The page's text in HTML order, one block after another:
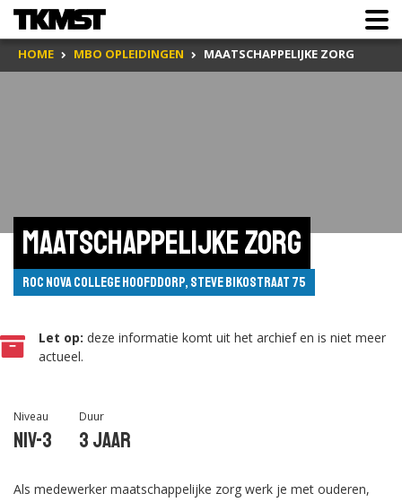
HOME MBO OPLEIDINGEN MAATSCHAPPELIJKE ZORG
Maatschappelijke Zorg
ROC Nova College Hoofddorp, Steve Bikostraat 75
Let op: deze informatie komt uit het archief en is niet meer
actueel.
Niveau
Niv-3
Duur
3 jaar
Als medewerker maatschappelijke zorg werk je met ouderen,